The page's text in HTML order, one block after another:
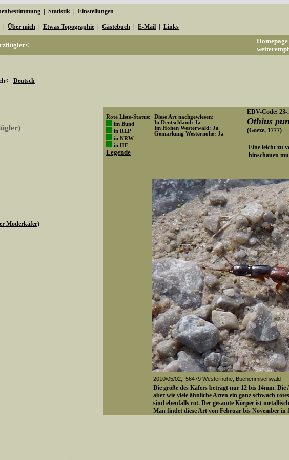
Statistik Einstellungen
Über mich Etwas Topographie Gästebuch E-Mail Links
Homepage
Deutsch
Moderkäfer)
Rote Liste-Status:
im Bund
in RLP
in NRW
in HE
Legende
Diese Art nachgewiesen:
In Deutschland: Ja
Im Hohen Westerwald: Ja
Gemarkung Westernohe: Ja
EDV-Code: 23-
Othius
(Goeze, 1777)
Eine leicht zu
hinschauen
2010/05/02, 56479 Westernohe, Buchenmischwald
Die größe des Käfers beträgt nur 12 bis 14mm.
aber wie viele ähnliche Arten ein ganz schwach
sind ebenfalls rot. Der gesamte Körper ist
Man findet diese Art von Februar bis November in